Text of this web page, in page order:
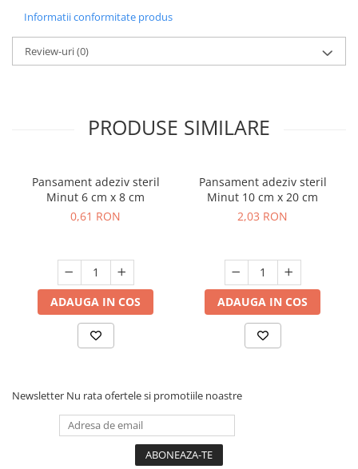
Informatii conformitate produs
Review-uri(0)
PRODUSE SIMILARE
Pansament adeziv steril
Minut 6 cm x 8 cm
0,61 RON
ADAUGA IN COS
Pansament adeziv steril
Minut 10 cm x 20 cm
2,03 RON
ADAUGA IN COS
Newsletter Nu rata ofertele si promotiile noastre